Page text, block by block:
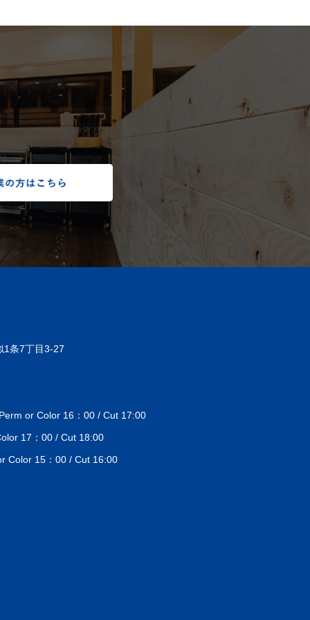
1条7丁目3-27
or Color 16：00 / Cut 17:00
17：00 / Cut 18:00
Color 15：00 / Cut 16:00